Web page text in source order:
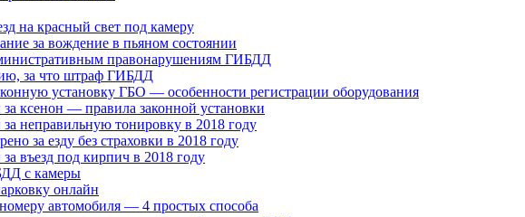
на красный свет под камеру
за вождение в пьяном состоянии
правонарушениям ГИБДД
за что штраф ГИБДД
установку ГБО — особенности регистрации оборудования
ксенон — правила законной установки
неправильную тонировку в 2018 году
за езду без страховки в 2018 году
въезд под кирпич в 2018 году
с камеры
онлайн
автомобиля — 4 простых способа